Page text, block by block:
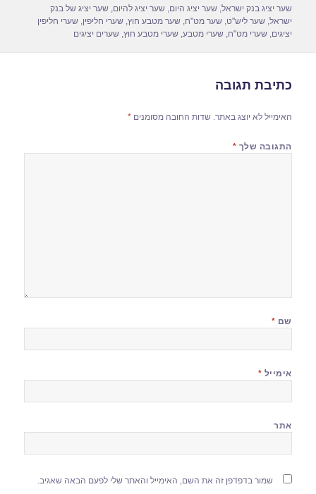
שער יציג בנק ישראל,שער יציג היום,שער יציג להיום,שער יציג של בנק
ישראל,שער ליש"ט,שער מט"ח,שער מטבע חוץ,שערי חליפין,שערי חליפין
יציגים,שערי מט"ח,שערי מטבע,שערי מטבע חוץ,שערים יציגים
כתיבת תגובה
האימייל לא יוצג באתר. שדות החובה מסומנים*
התגובה שלך *
שם *
אימייל *
אתר
שמור בדפדפן זה את השם, האימייל והאתר שלי לפעם הבאה שאגיב.